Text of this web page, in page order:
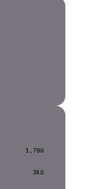
1,789
342